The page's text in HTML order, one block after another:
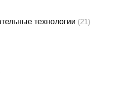
технологии (21)